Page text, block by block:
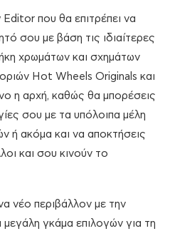
που θα επιτρέπει να
σου με βάση τις ιδιαίτερες
χρωμάτων και σχημάτων
Hot Wheels Originals και
η αρχή, καθώς θα μπορέσεις
σου με τα υπόλοιπα μέλη
ή ακόμα και να αποκτήσεις
και σου κινούν το
νέο περιβάλλον με την
γκάμα επιλογών για τη